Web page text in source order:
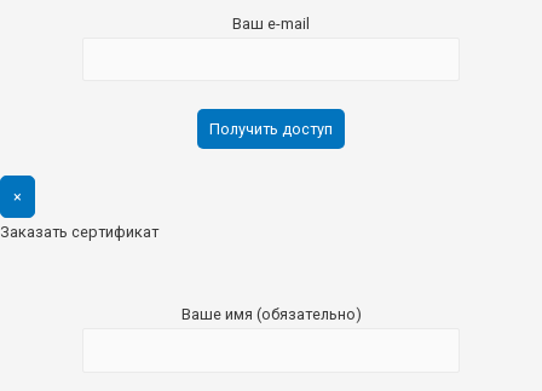
Ваш e-mail
×
Заказать сертификат
Ваше имя (обязательно)